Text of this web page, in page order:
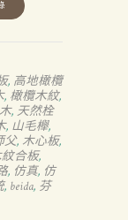
, 高地橄欖
, 橄欖木紋,
, 天然栓
, 山毛櫸,
父, 木心板,
合板,
, 仿真, 仿
, beida, 芬